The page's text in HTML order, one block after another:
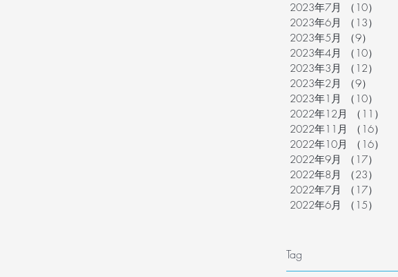
2023年7月
（10）
2023年6月
（13）
2023年5月
（9）
2023年4月
（10）
2023年3月
（12）
2023年2月
（9）
2023年1月
（10）
2022年12月
（11）
2022年11月
（16）
2022年10月
（16）
2022年9月
（17）
2022年8月
（23）
2022年7月
（17）
2022年6月
（15）
Tag